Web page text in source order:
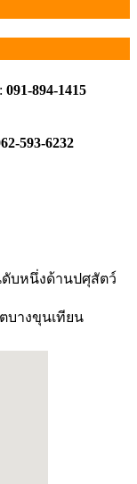
: 091-894-1415
593-6232
ดับหนึ่งด้านปศุสัตว์
บางขุนเทียน